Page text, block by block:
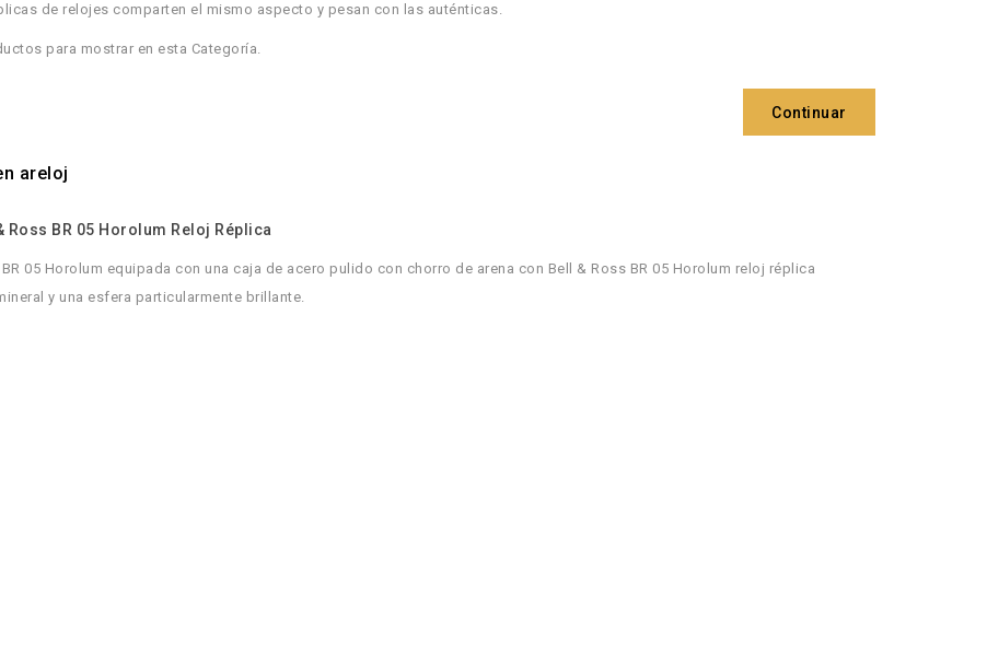
de relojes comparten el mismo aspecto y pesan con las auténticas.
para mostrar en esta Categoría.
Continuar
areloj
Ross BR 05 Horolum Reloj Réplica
05 Horolum equipada con una caja de acero pulido con chorro de arena con Bell & Ross BR 05 Horolum reloj réplica
y una esfera particularmente brillante.